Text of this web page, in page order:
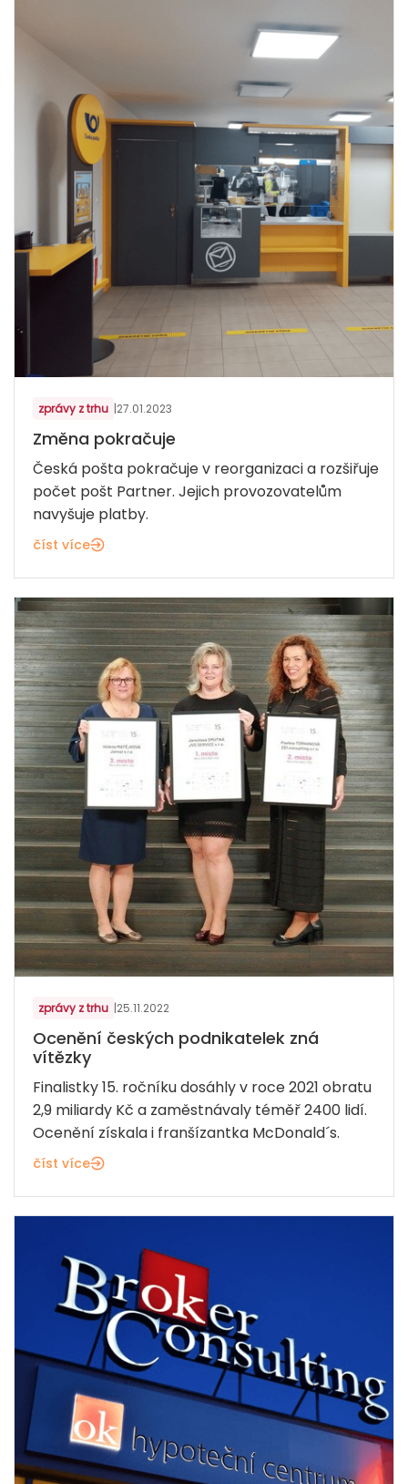
zprávy z trhu |27.01.2023
Změna pokračuje
Česká pošta pokračuje v reorganizaci a rozšiřuje
počet pošt Partner. Jejich provozovatelům
navyšuje platby.
číst více
zprávy z trhu |25.11.2022
Ocenění českých podnikatelek zná
vítězky
Finalistky 15. ročníku dosáhly v roce 2021 obratu
2,9 miliardy Kč a zaměstnávaly téměř 2400 lidí.
Ocenění získala i franšízantka McDonald´s.
číst více